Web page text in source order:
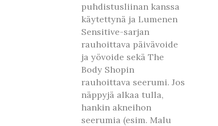
puhdistusliinan kanssa
käytettynä ja Lumenen
Sensitive-sarjan
rauhoittava päivävoide
ja yövoide sekä The
Body Shopin
rauhoittava seerumi. Jos
näppyjä alkaa tulla,
hankin akneihon
seerumia (esim. Malu